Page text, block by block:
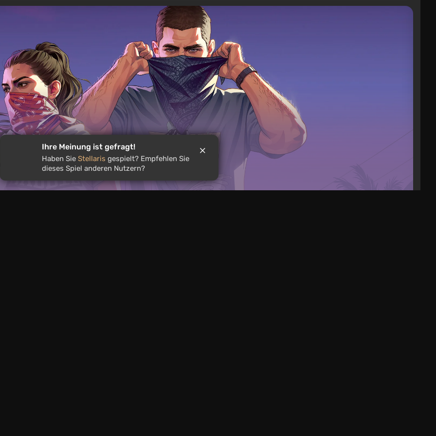
GTA 6-Präsentation an
Ihre Meinung ist gefragt!
Haben Sie Stellaris gespielt? Empfehlen Sie
dieses Spiel anderen Nutzern?